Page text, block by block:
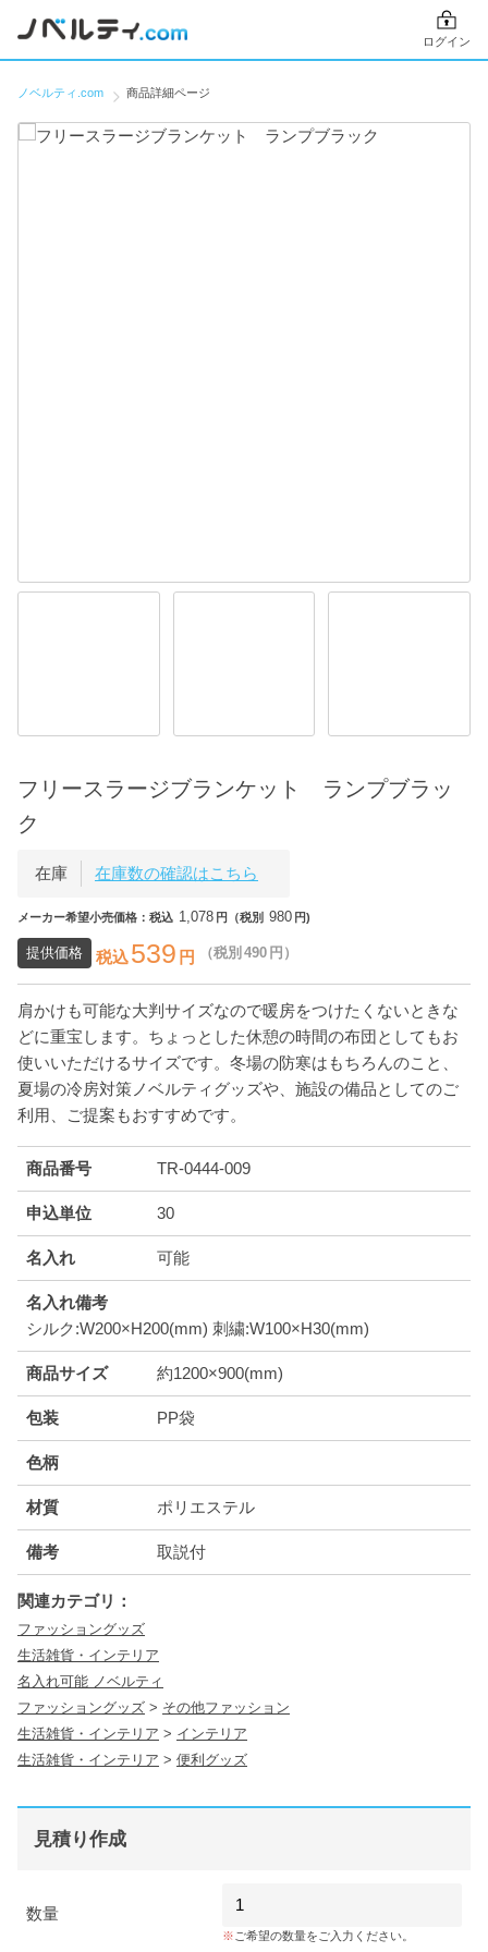
ログイン
ノベルティ.com 商品詳細ページ
フリースラージブランケット ランプブラッ
ク
在庫 在庫数の確認はこちら
メーカー希望小売価格：税込 1,078 円（税別 980 円)
提供価格 税込539 円 （税別 490 円）
肩かけも可能な大判サイズなので暖房をつけたくないときな
どに重宝します。ちょっとした休憩の時間の布団としてもお
使いいただけるサイズです。冬場の防寒はもちろんのこと、
夏場の冷房対策ノベルティグッズや、施設の備品としてのご
利用、ご提案もおすすめです。
商品番号 TR-0444-009
申込単位 30
名入れ 可能
名入れ備考
シルク:W200×H200(mm) 刺繍:W100×H30(mm)
商品サイズ 約1200×900(mm)
包装 PP袋
色柄
材質 ポリエステル
備考 取説付
関連カテゴリ：
ファッショングッズ
生活雑貨・インテリア
名入れ可能 ノベルティ
ファッショングッズ > その他ファッション
生活雑貨・インテリア > インテリア
生活雑貨・インテリア > 便利グッズ
見積り作成
数量
ご希望の数量をご入力ください。